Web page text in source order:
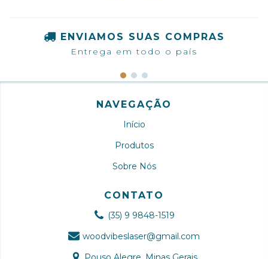
ENVIAMOS SUAS COMPRAS
Entrega em todo o país
NAVEGAÇÃO
Início
Produtos
Sobre Nós
CONTATO
(35) 9 9848-1519
woodvibeslaser@gmail.com